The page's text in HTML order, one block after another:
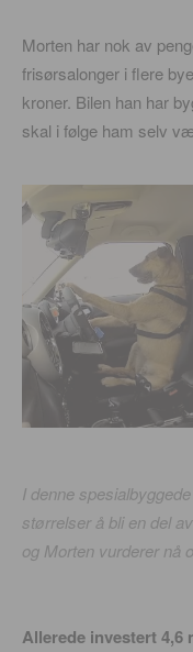
Morten har nok av
frisørsalonger i flere
kroner. Bilen han har
skal i følge ham selv
I denne
størrelser å bli en del
og Morten vurderer nå
Allerede investert 4,6